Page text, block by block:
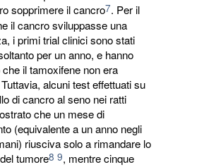
sopprimere il cancro7. Per il
il cancro sviluppasse una
i primi trial clinici sono stati
per un anno, e hanno
il tamoxifene non era
alcuni test effettuati su
di cancro al seno nei ratti
che un mese di
(equivalente a un anno negli
riusciva solo a rimandare lo
tumore8 9, mentre cinque